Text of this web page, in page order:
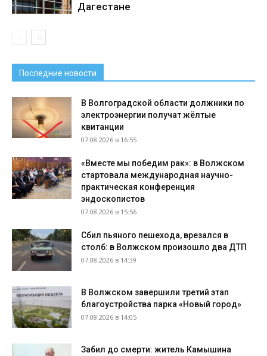
Дагестане
Последние новости
В Волгоградской области должники по
электроэнергии получат жёлтые
квитанции
07.08.2026 в 16:55
«Вместе мы победим рак»: в Волжском
стартовала международная научно-
практическая конференция
эндоскопистов
07.08.2026 в 15:56
Сбил пьяного пешехода, врезался в
столб: в Волжском произошло два ДТП
07.08.2026 в 14:39
В Волжском завершили третий этап
благоустройства парка «Новый город»
07.08.2026 в 14:05
Забил до смерти: житель Камышина